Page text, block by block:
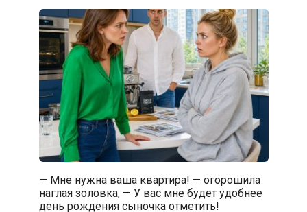
— Мне нужна ваша квартира! — огорошила
наглая золовка, — У вас мне будет удобнее
день рождения сыночка отметить!